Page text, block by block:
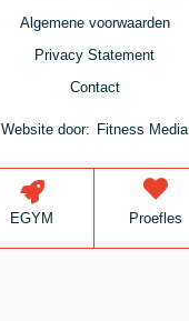
Algemene voorwaarden
Privacy Statement
Contact
Website door: Fitness Media
EGYM Proefles